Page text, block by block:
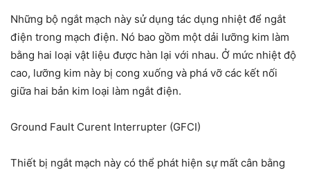
Những bộ ngắt mạch này sử dụng tác dụng nhiệt để ngắt
điện trong mạch điện. Nó bao gồm một dải lưỡng kim làm
bằng hai loại vật liệu được hàn lại với nhau. Ở mức nhiệt độ
cao, lưỡng kim này bị cong xuống và phá vỡ các kết nối
giữa hai bản kim loại làm ngắt điện.
Ground Fault Curent Interrupter (GFCI)
Thiết bị ngắt mạch này có thể phát hiện sự mất cân bằng